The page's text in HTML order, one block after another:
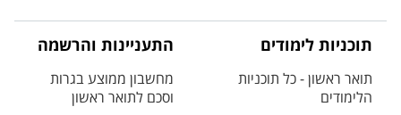
תוכניות לימודים
תואר ראשון - כל תוכניות
הלימודים
התעניינות והרשמה
מחשבון ממוצע בגרות
וסכם לתואר ראשון